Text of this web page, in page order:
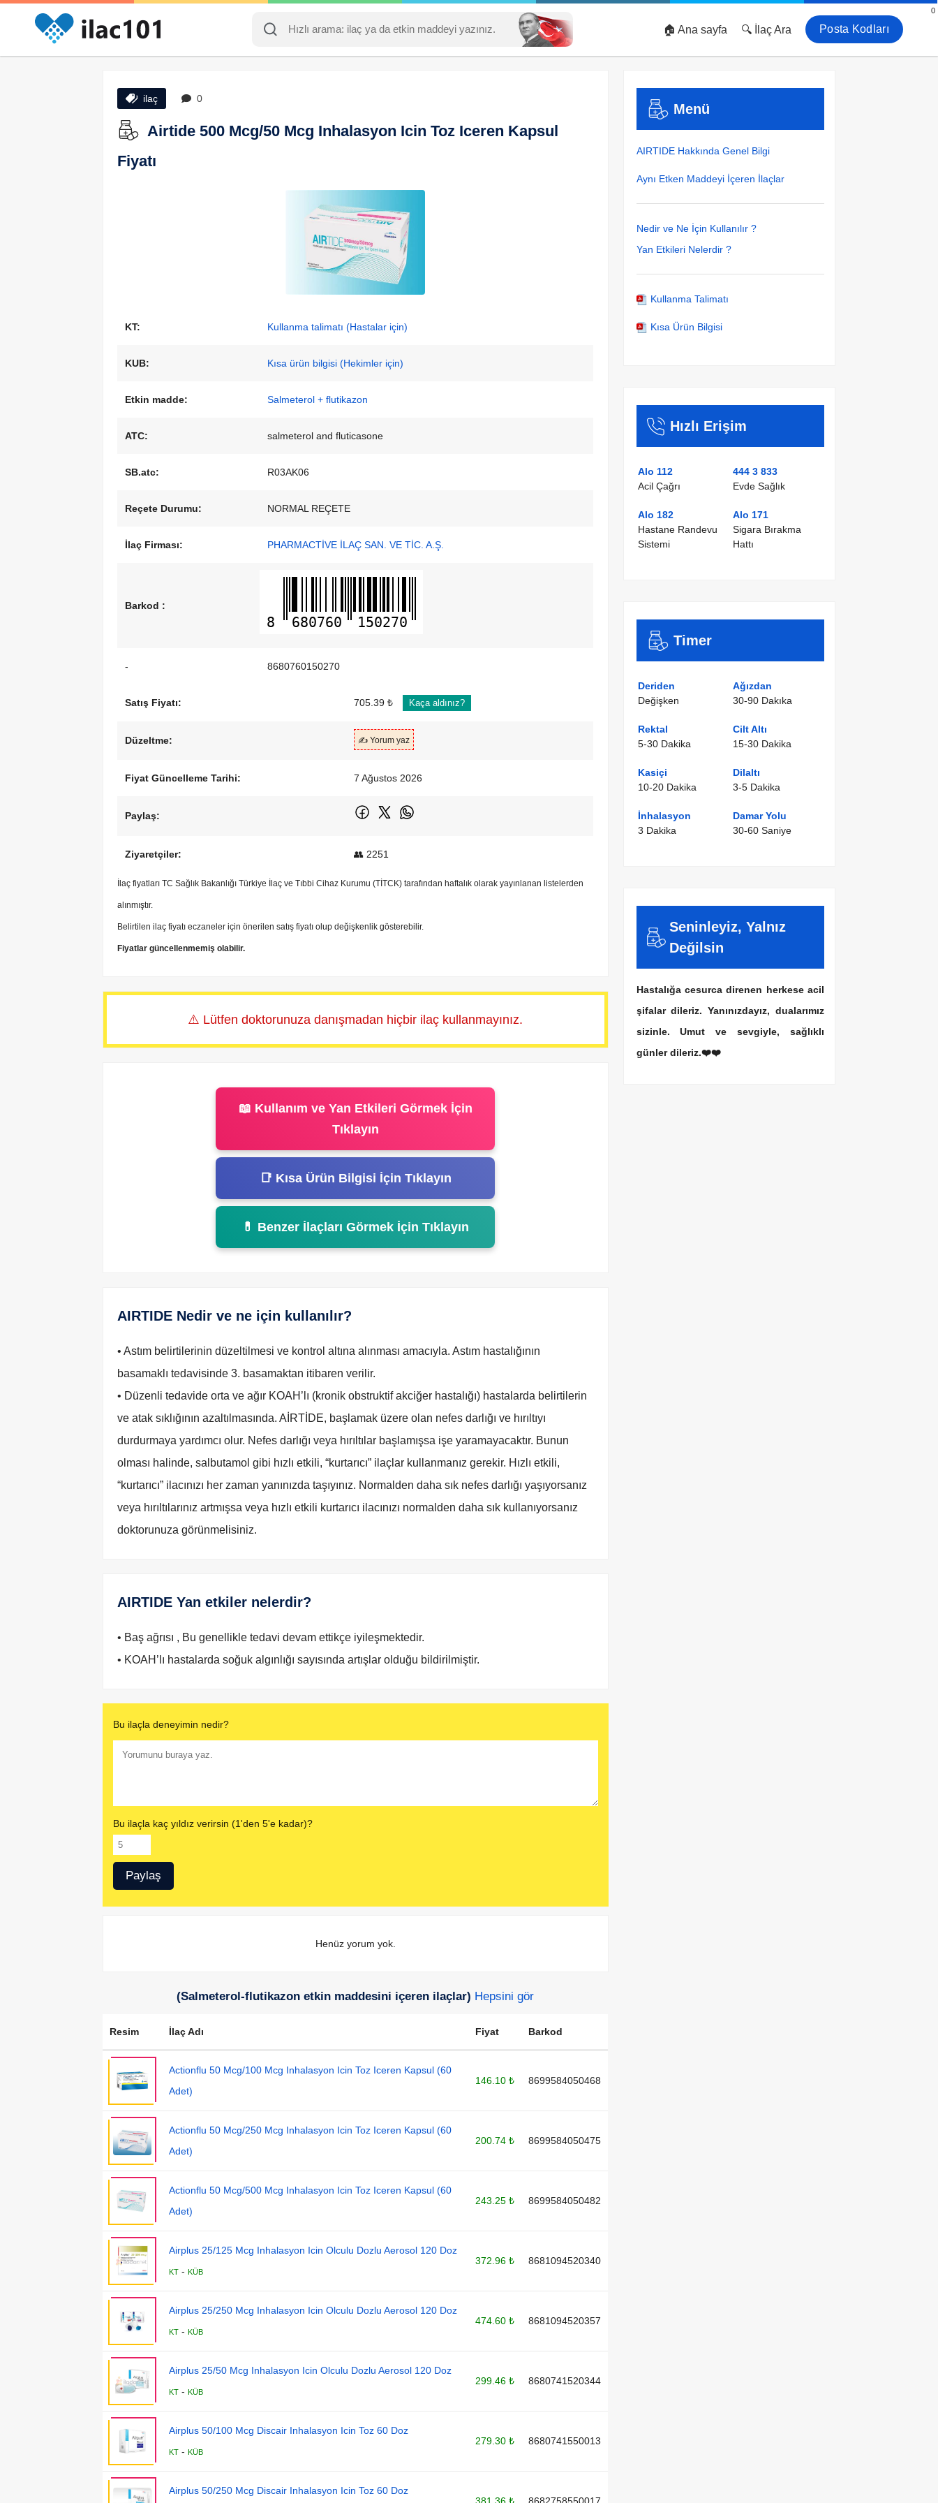
Posta Kodları
🔍 İlaç Ara
🏠 Ana sayfa
ilaç 0
Airtide 500 Mcg/50 Mcg Inhalasyon Icin Toz Iceren Kapsul
Fiyatı
KT: Kullanma talimatı (Hastalar için)
KUB: Kısa ürün bilgisi (Hekimler için)
Etkin madde: Salmeterol + flutikazon
ATC: salmeterol and fluticasone
SB.atc: R03AK06
Reçete Durumu: NORMAL REÇETE
İlaç Firması: PHARMACTİVE İLAÇ SAN. VE TİC. A.Ş.
Barkod :
8 680760 150270
- 8680760150270
Satış Fiyatı: 705.39 ₺ Kaça aldınız?
Düzeltme: ✍️ Yorum yaz
Fiyat Güncelleme Tarihi: 7 Ağustos 2026
Paylaş:
Ziyaretçiler: 👥 2251
İlaç fiyatları TC Sağlık Bakanlığı Türkiye İlaç ve Tıbbi Cihaz Kurumu (TİTCK) tarafından haftalık olarak yayınlanan listelerden
alınmıştır.
Belirtilen ilaç fiyatı eczaneler için önerilen satış fiyatı olup değişkenlik gösterebilir.
Fiyatlar güncellenmemiş olabilir.
⚠️ Lütfen doktorunuza danışmadan hiçbir ilaç kullanmayınız.
📖 Kullanım ve Yan Etkileri Görmek İçin
Tıklayın
📑 Kısa Ürün Bilgisi İçin Tıklayın
💊 Benzer İlaçları Görmek İçin Tıklayın
AIRTIDE Nedir ve ne için kullanılır?
• Astım belirtilerinin düzeltilmesi ve kontrol altına alınması amacıyla. Astım hastalığının
basamaklı tedavisinde 3. basamaktan itibaren verilir.
• Düzenli tedavide orta ve ağır KOAH’lı (kronik obstruktif akciğer hastalığı) hastalarda belirtilerin
ve atak sıklığının azaltılmasında. AİRTİDE, başlamak üzere olan nefes darlığı ve hırıltıyı
durdurmaya yardımcı olur. Nefes darlığı veya hırıltılar başlamışsa işe yaramayacaktır. Bunun
olması halinde, salbutamol gibi hızlı etkili, “kurtarıcı” ilaçlar kullanmanız gerekir. Hızlı etkili,
“kurtarıcı” ilacınızı her zaman yanınızda taşıyınız. Normalden daha sık nefes darlığı yaşıyorsanız
veya hırıltılarınız artmışsa veya hızlı etkili kurtarıcı ilacınızı normalden daha sık kullanıyorsanız
doktorunuza görünmelisiniz.
AIRTIDE Yan etkiler nelerdir?
• Baş ağrısı , Bu genellikle tedavi devam ettikçe iyileşmektedir.
• KOAH’lı hastalarda soğuk algınlığı sayısında artışlar olduğu bildirilmiştir.
Bu ilaçla deneyimin nedir?
Bu ilaçla kaç yıldız verirsin (1'den 5'e kadar)?
Henüz yorum yok.
(Salmeterol-flutikazon etkin maddesini içeren ilaçlar) Hepsini gör
Resim İlaç Adı Fiyat Barkod
Actionflu 50 Mcg/100 Mcg Inhalasyon Icin Toz Iceren Kapsul (60
Adet)
146.10 ₺ 8699584050468
Actionflu 50 Mcg/250 Mcg Inhalasyon Icin Toz Iceren Kapsul (60
Adet)
200.74 ₺ 8699584050475
Actionflu 50 Mcg/500 Mcg Inhalasyon Icin Toz Iceren Kapsul (60
Adet)
243.25 ₺ 8699584050482
Airplus 25/125 Mcg Inhalasyon Icin Olculu Dozlu Aerosol 120 Doz
KT - KÜB
372.96 ₺ 8681094520340
Airplus 25/250 Mcg Inhalasyon Icin Olculu Dozlu Aerosol 120 Doz
KT - KÜB
474.60 ₺ 8681094520357
Airplus 25/50 Mcg Inhalasyon Icin Olculu Dozlu Aerosol 120 Doz
KT - KÜB
299.46 ₺ 8680741520344
Airplus 50/100 Mcg Discair Inhalasyon Icin Toz 60 Doz
KT - KÜB
279.30 ₺ 8680741550013
Airplus 50/250 Mcg Discair Inhalasyon Icin Toz 60 Doz
381.36 ₺
8682758550017
Menü
AIRTIDE Hakkında Genel Bilgi
Aynı Etken Maddeyi İçeren İlaçlar
Nedir ve Ne İçin Kullanılır ?
Yan Etkileri Nelerdir ?
Kullanma Talimatı
Kısa Ürün Bilgisi
Hızlı Erişim
Alo 112
Acil Çağrı
444 3 833
Evde Sağlık
Alo 182
Hastane Randevu
Sistemi
Alo 171
Sigara Bırakma
Hattı
Timer
Deriden
Değişken
Ağızdan
30-90 Dakıka
Rektal
5-30 Dakika
Cilt Altı
15-30 Dakika
Kasiçi
10-20 Dakika
Dilaltı
3-5 Dakika
İnhalasyon
3 Dakika
Damar Yolu
30-60 Saniye
Seninleyiz, Yalnız
Değilsin
Hastalığa cesurca direnen herkese acil
şifalar dileriz. Yanınızdayız, dualarımız
sizinle. Umut ve sevgiyle, sağlıklı
günler dileriz.❤️❤️
0